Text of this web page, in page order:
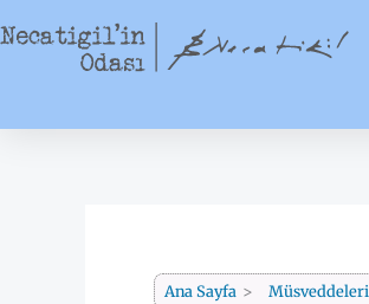
atla
Ana Sayfa Müsveddeleri